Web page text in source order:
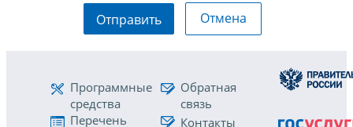
Отправить Отмена
Программные
средства
Перечень
Обратная
связь
Контакты